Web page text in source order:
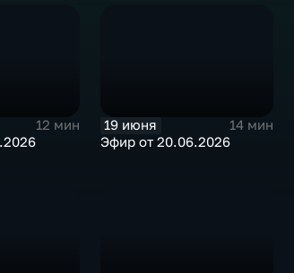
12 мин
19 июня
14 мин
Эфир от 20.06.2026